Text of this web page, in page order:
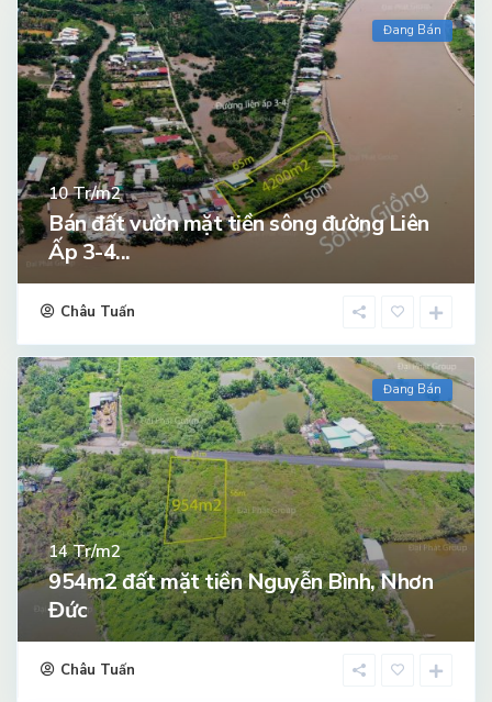
Đang Bán
10Tr/m2
Bán đất vườn mặt tiền sông đường Liên
Ấp 3-4...
Châu Tuấn
Đang Bán
14Tr/m2
954m2 đất mặt tiền Nguyễn Bình, Nhơn
Đức
Châu Tuấn